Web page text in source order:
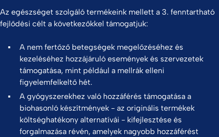
Az egészséget szolgáló termékeink mellett a 3. fenntartható
fejlődési célt a következőkkel támogatjuk:
A nem fertőző betegségek megelőzéséhez és
kezeléséhez hozzájáruló események és szervezetek
támogatása, mint például a mellrák elleni
figyelemfelkeltő hét.
A gyógyszerekhez való hozzáférés támogatása a
biohasonló készítmények - az originális termékek
költséghatékony alternatívái - kifejlesztése és
forgalmazása révén, amelyek nagyobb hozzáférést